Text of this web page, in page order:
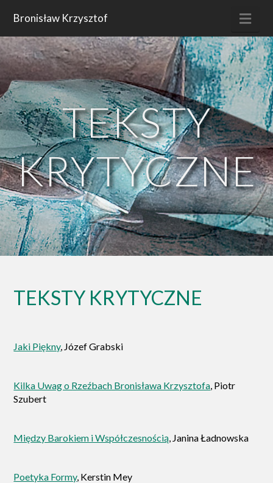
Bronisław Krzysztof
TEKSTY
KRYTYCZNE
TEKSTY KRYTYCZNE
Jaki Piękny, Józef Grabski
Kilka Uwag o Rzeźbach Bronisława Krzysztofa, Piotr
Szubert
Między Barokiem i Współczesnością, Janina Ładnowska
Poetyka Formy, Kerstin Mey